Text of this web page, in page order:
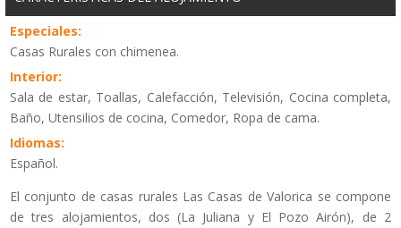
Especiales:
Casas Rurales con chimenea.
Interior:
Sala de estar, Toallas, Calefacción, Televisión, Cocina completa,
Baño, Utensilios de cocina, Comedor, Ropa de cama.
Idiomas:
Español.
El conjunto de casas rurales Las Casas de Valorica se compone
de tres alojamientos, dos (La Juliana y El Pozo Airón), de 2